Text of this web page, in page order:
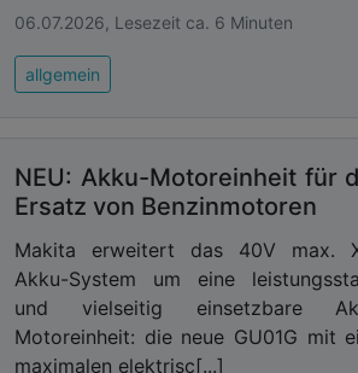
nach dem Gewinn der Ausschreibung
der städtischen Freibäder eine große
Einführung sind Sven Junghanns und
akzeptiert.“
Vor allem bei der Grünpflege und der
akkubetriebenen Astscheren zum
Gehölze genutzt, zudem die
eingesetzt – auch während der
Morgenstunden vor dem
Beschäftigten effizienter und flexibler
06.07.2026, Lesezeit ca. 6 Minuten
allgemein
NEU: Akku-Motoreinheit für
Ersatz von Benzinmotoren
Makita erweitert das 40V max.
Akku-System um eine
und vielseitig einsetzbare
Motoreinheit: die neue GU01G mit
maximalen elektrisc[...]